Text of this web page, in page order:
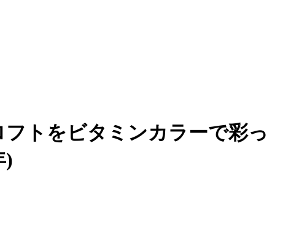
トをビタミンカラーで彩っ
)